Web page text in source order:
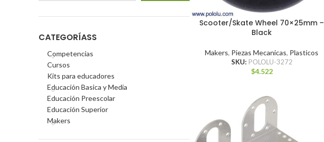
CATEGORÍASS
Competencias
Cursos
Kits para educadores
Educación Basica y Media
Educación Preescolar
Educación Superior
Makers
Scooter/Skate Wheel 70×25mm –
Black
Makers, Piezas Mecanicas, Plasticos
SKU: POLOLU-3272
$4.522